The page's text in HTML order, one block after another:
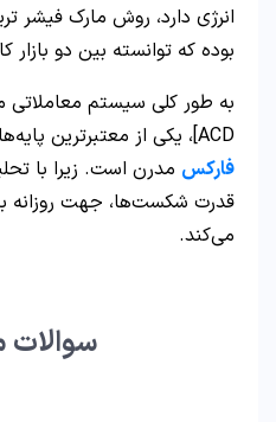
انرژی دارد، روش مارک فیشر
بوده که توانسته بین دو بازار
به طور کلی سیستم معاملاتی
ACD]، یکی از معتبرترین پایه‌های شکل‌گیری
فارکس مدرن است. زیرا با
قدرت شکست‌ها، جهت روزانه
می‌کند.
سوالات